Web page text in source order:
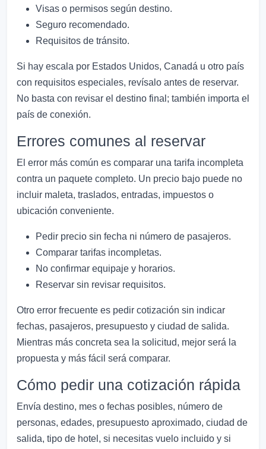
Visas o permisos según destino.
Seguro recomendado.
Requisitos de tránsito.
Si hay escala por Estados Unidos, Canadá u otro país
con requisitos especiales, revísalo antes de reservar.
No basta con revisar el destino final; también importa el
país de conexión.
Errores comunes al reservar
El error más común es comparar una tarifa incompleta
contra un paquete completo. Un precio bajo puede no
incluir maleta, traslados, entradas, impuestos o
ubicación conveniente.
Pedir precio sin fecha ni número de pasajeros.
Comparar tarifas incompletas.
No confirmar equipaje y horarios.
Reservar sin revisar requisitos.
Otro error frecuente es pedir cotización sin indicar
fechas, pasajeros, presupuesto y ciudad de salida.
Mientras más concreta sea la solicitud, mejor será la
propuesta y más fácil será comparar.
Cómo pedir una cotización rápida
Envía destino, mes o fechas posibles, número de
personas, edades, presupuesto aproximado, ciudad de
salida, tipo de hotel, si necesitas vuelo incluido y si